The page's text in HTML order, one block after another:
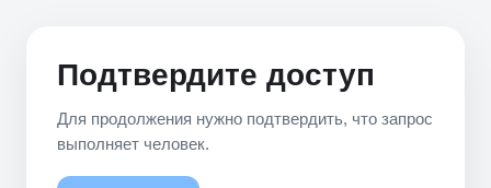
Подтвердите доступ
Для продолжения нужно подтвердить, что запрос
выполняет человек.